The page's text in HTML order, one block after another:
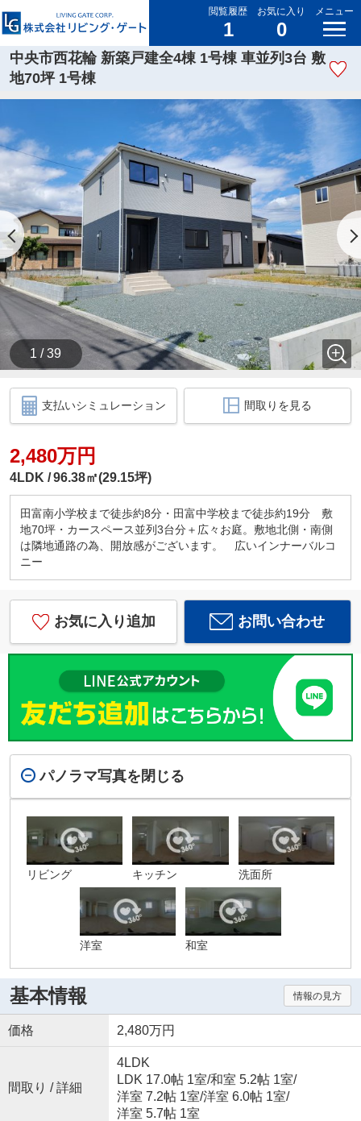
閲覧履歴
1
お気に入り
0
メニュー
中央市西花輪 新築戸建全4棟 1号棟 車並列3台 敷
地70坪 1号棟
1 / 39
支払いシミュレーション 間取りを見る
2,480万円
4LDK 96.38㎡(29.15坪)
田富南小学校まで徒歩約8分・田富中学校まで徒歩約19分 敷
地70坪・カースペース並列3台分＋広々お庭。敷地北側・南側
は隣地通路の為、開放感がございます。 広いインナーバルコ
ニー
お気に入り追加 お問い合わせ
パノラマ写真を閉じる
リビング キッチン 洗面所
洋室 和室
基本情報 情報の見方
価格 2,480万円
間取り / 詳細
4LDK
LDK 17.0帖 1室/和室 5.2帖 1室/
洋室 7.2帖 1室/洋室 6.0帖 1室/
洋室 5.7帖 1室